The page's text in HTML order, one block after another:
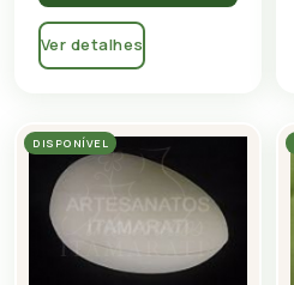
Ver detalhes
DISPONÍVEL